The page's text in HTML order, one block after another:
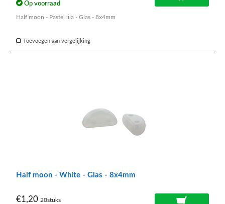
Op voorraad
Half moon - Pastel lila - Glas - 8x4mm
Toevoegen aan vergelijking
Half moon - White - Glas - 8x4mm
€1,20 20stuks